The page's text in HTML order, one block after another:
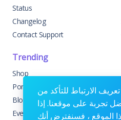
Status
Changelog
Contact Support
Trending
Shop
Portfolio
Blog
Events
الارتباط للتأكد من
تجربة على موقعنا. إذا
الموقع ، فسنفترض أنك